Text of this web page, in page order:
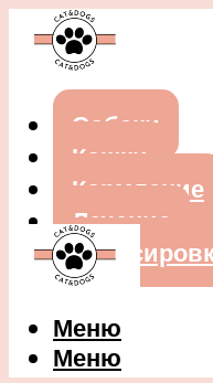
Собаки
Кошки
Кормление
Лечение
Меню
Меню